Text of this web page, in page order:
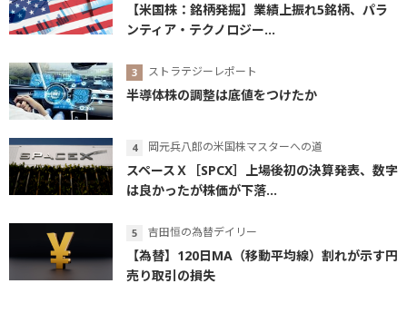
【米国株：銘柄発掘】業績上振れ5銘柄、パラ
ンティア・テクノロジー...
ストラテジーレポート
半導体株の調整は底値をつけたか
岡元兵八郎の米国株マスターへの道
スペースＸ［SPCX］上場後初の決算発表、数字
は良かったが株価が下落...
吉田恒の為替デイリー
【為替】120日MA（移動平均線）割れが示す円
売り取引の損失